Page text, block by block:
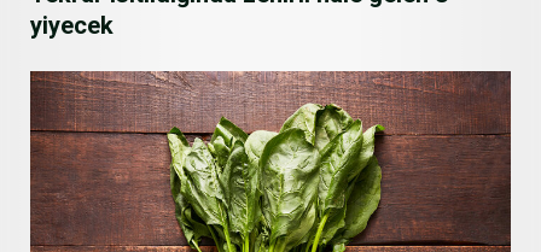
yiyecek